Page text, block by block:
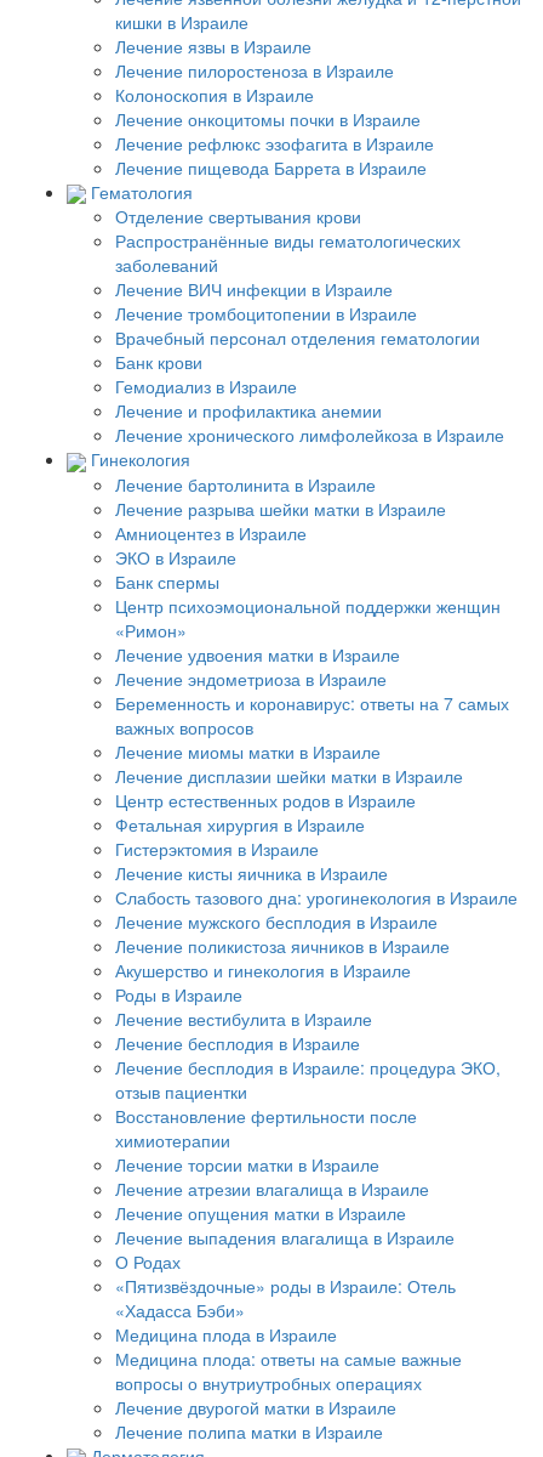
кишки в Израиле
Лечение язвы в Израиле
Лечение пилоростеноза в Израиле
Колоноскопия в Израиле
Лечение онкоцитомы почки в Израиле
Лечение рефлюкс эзофагита в Израиле
Лечение пищевода Баррета в Израиле
Гематология
Отделение свертывания крови
Распространённые виды гематологических
заболеваний
Лечение ВИЧ инфекции в Израиле
Лечение тромбоцитопении в Израиле
Врачебный персонал отделения гематологии
Банк крови
Гемодиализ в Израиле
Лечение и профилактика анемии
Лечение хронического лимфолейкоза в Израиле
Гинекология
Лечение бартолинита в Израиле
Лечение разрыва шейки матки в Израиле
Амниоцентез в Израиле
ЭКО в Израиле
Банк спермы
Центр психоэмоциональной поддержки женщин
«Римон»
Лечение удвоения матки в Израиле
Лечение эндометриоза в Израиле
Беременность и коронавирус: ответы на 7 самых
важных вопросов
Лечение миомы матки в Израиле
Лечение дисплазии шейки матки в Израиле
Центр естественных родов в Израиле
Фетальная хирургия в Израиле
Гистерэктомия в Израиле
Лечение кисты яичника в Израиле
Слабость тазового дна: урогинекология в Израиле
Лечение мужского бесплодия в Израиле
Лечение поликистоза яичников в Израиле
Акушерство и гинекология в Израиле
Роды в Израиле
Лечение вестибулита в Израиле
Лечение бесплодия в Израиле
Лечение бесплодия в Израиле: процедура ЭКО,
отзыв пациентки
Восстановление фертильности после
химиотерапии
Лечение торсии матки в Израиле
Лечение атрезии влагалища в Израиле
Лечение опущения матки в Израиле
Лечение выпадения влагалища в Израиле
О Родах
«Пятизвёздочные» роды в Израиле: Отель
«Хадасса Бэби»
Медицина плода в Израиле
Медицина плода: ответы на самые важные
вопросы о внутриутробных операциях
Лечение двурогой матки в Израиле
Лечение полипа матки в Израиле